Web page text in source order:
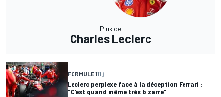
Plus de
Charles Leclerc
FORMULE 111 j
Leclerc perplexe face à la déception Ferrari :
"C'est quand même très bizarre"